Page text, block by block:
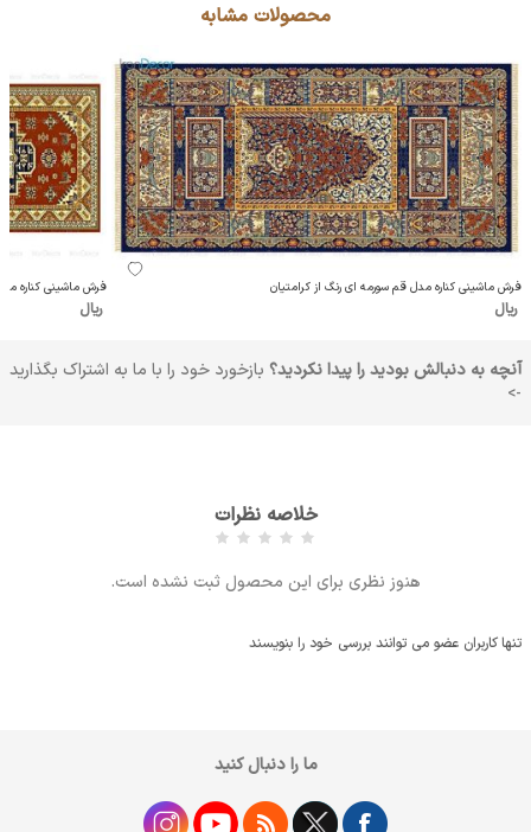
محصولات مشابه
فرش ماشینی کناره مدل قم سورمه ای رنگ از کرامتیان
ریال
فرش ماشینی کناره
ریال
آنچه به دنبالش بودید را پیدا نکردید؟ بازخورد خود را با ما به اشتراک بگذارید
->
خلاصه نظرات
هنوز نظری برای این محصول ثبت نشده است.
تنها کاربران عضو می توانند بررسی خود را بنویسند
ما را دنبال کنید